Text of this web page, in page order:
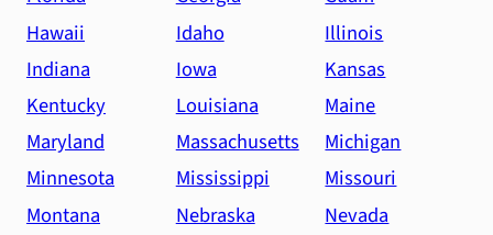
Hawaii
Idaho
Illinois
Indiana
Iowa
Kansas
Kentucky
Louisiana
Maine
Maryland
Massachusetts
Michigan
Minnesota
Mississippi
Missouri
Montana
Nebraska
Nevada